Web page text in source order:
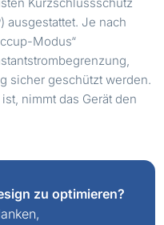
ausgestattet. Je nach
Modus“
sicher geschützt werden.
nimmt das Gerät den
zu optimieren?